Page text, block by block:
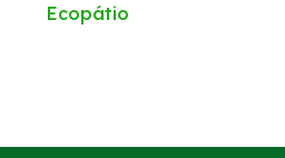
Ecopátio